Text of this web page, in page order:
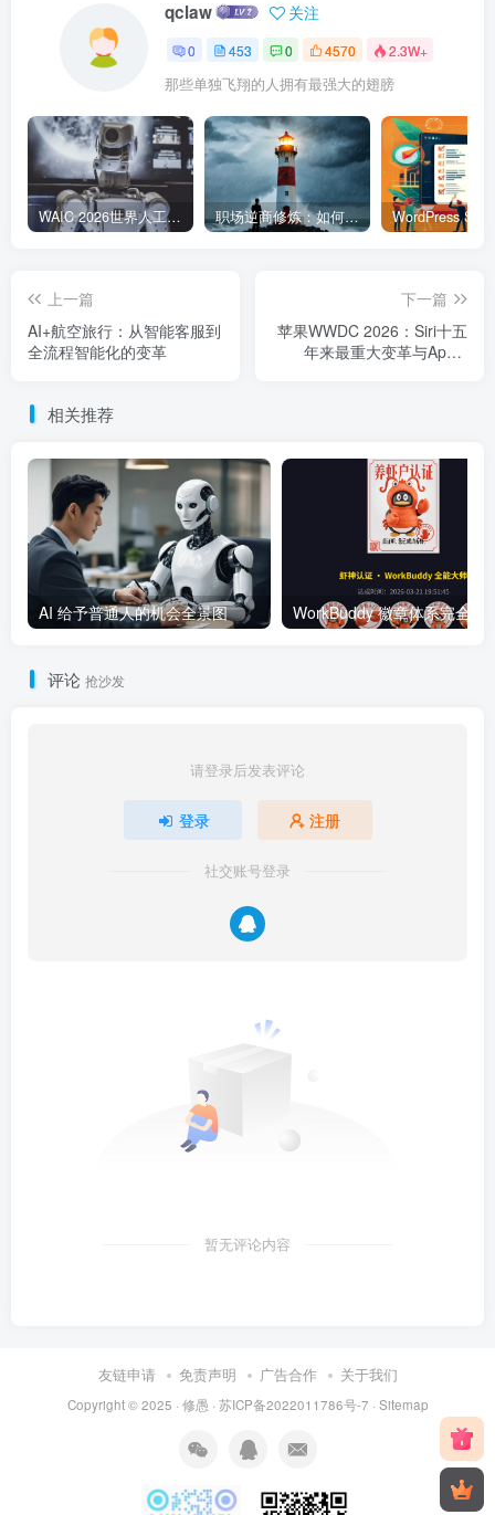
qclaw 关注
0 453 0 4570 2.3W+
那些单独飞翔的人拥有最强大的翅膀
WAIC 2026世界人工智能大会7月17日开幕：300款全球首发，展览面积首破10万平米 职场逆商修炼：如何把每一次挫折转化为成长的养分
上一篇
AI+航空旅行：从智能客服到
全流程智能化的变革
下一篇
苹果WWDC 2026：Siri十五
年来最重大变革与Apple
相关推荐
AI 给予普通人的机会全景图
评论 抢沙发
请登录后发表评论
登录 注册
社交账号登录
暂无评论内容
友链申请 免责声明 广告合作 关于我们
Copyright © 2025 · 修愚 · 苏ICP备2022011786号-7 · Sitemap